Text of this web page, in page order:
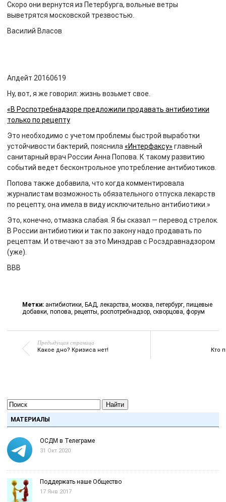
Скоро они вернутся из Петербурга, вольные ветры
выветрятся московской трезвостью.
Василий Власов
Апдейт 20160619
Ну, вот, я же говорил: жизнь возьмет свое.
«В Роспотребнадзоре предложили продавать антибиотики
только по рецепту
Это необходимо с учетом проблемы быстрой выработки
устойчивости бактерий, пояснила «Интерфаксу» главный
санитарный врач России Анна Попова. К такому развитию
событий ведет бесконтрольное употребление антибиотиков.
Попова также добавила, что когда комментировала
журналистам возможность обязательного отпуска лекарств
по рецепту, она имела в виду исключительно антибиотики.»
Это, конечно, отмазка слабая. Я бы сказал — перевод стрелок.
В России антибиотики и так по закону надо продавать по
рецептам. И отвечают за это Минздрав с Росздравнадзором
(уже).
ВВВ
Метки: антибиотики, БАД, лекарства, москва, петербург, пищевые
добавки, попова, рецепты, роспотребнадзор, скворцова, форум
Предыдущая страница
Какое дно? Кризиса нет! Кто
Найти
МАТЕРИАЛЫ
ОСДМ в Телеграме
31 Окт 2020
Поддержать наше Общество
17 Янв 2017